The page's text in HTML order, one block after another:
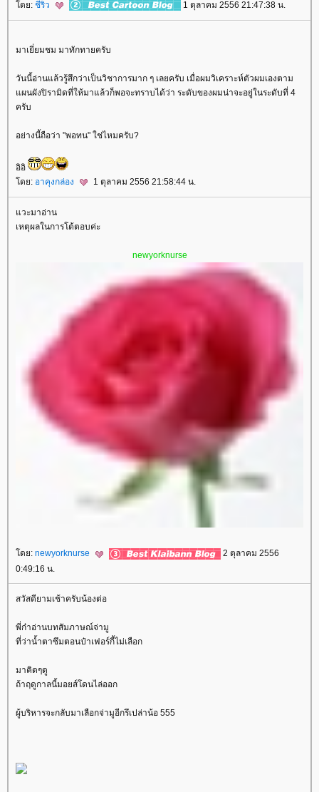
ดย: ชีริว 1 ตุลาคม 2556 21:47:38 น.
มาเยี่ยมชม มาทักทายครับ
วันนี้อ่านแล้วรู้สึกว่าเป็นวิชาการมาก ๆ เลยครับ เมื่อผมวิเคราะห์ตัวผมเองตาม
ผนผังปิรามิดที่ให้มาแล้วก็พอจะทราบได้ว่า ระดับของผมน่าจะอยู่ในระดับที่ 4
ครับ
อย่างนี้ถือว่า "พอทน" ใช่ไหมครับ?
อิอิ
ดย: อาคุงกล่อง 1 ตุลาคม 2556 21:58:44 น.
วะมาอ่าน
เหตุผลในการโต้ตอบค่ะ
newyorknurse
ดย: newyorknurse
2 ตุลาคม 2556
0:49:16 น.
สวัสดียามเช้าครับน้องต่อ
พี่ก๋าอ่านบทสัมภาษณ์จ่ามู
ที่ว่าน้ำตาซึมตอนป๋าเฟอร์กี้ไม่เลือก
มาคิดๆดู
ถ้าฤดูกาลนี้มอยส์โดนไล่ออก
ผู้บริหารจะกลับมาเลือกจ่ามูอีกรึเปล่าน้อ 555